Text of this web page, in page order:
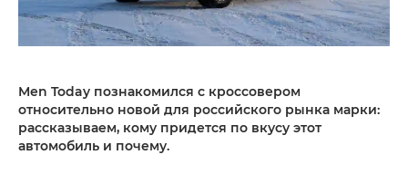
Men Today познакомился с кроссовером
относительно новой для российского рынка марки:
рассказываем, кому придется по вкусу этот
автомобиль и почему.